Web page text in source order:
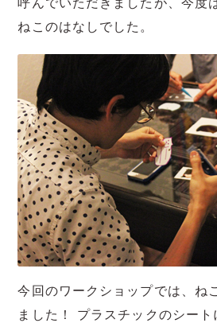
ねこのはなしでした。
今回のワークショップでは、ね
ました！ プラスチックのシー